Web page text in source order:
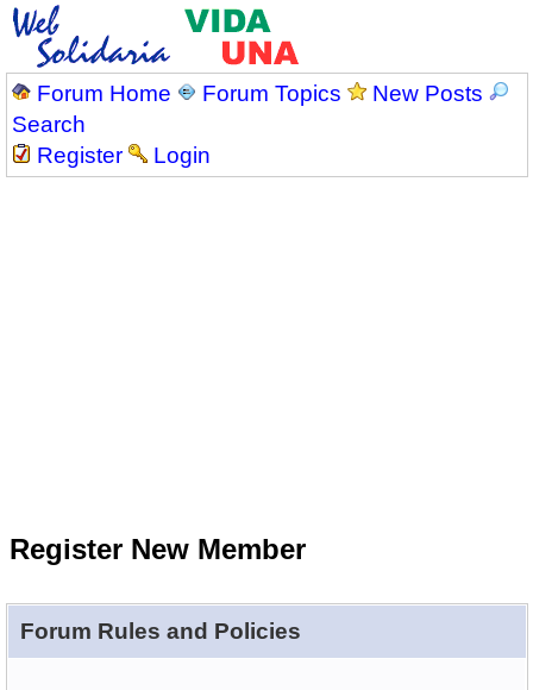
Forum Home Forum Topics
New Posts
Search
Register
Login
Register New Member
Forum Rules and Policies